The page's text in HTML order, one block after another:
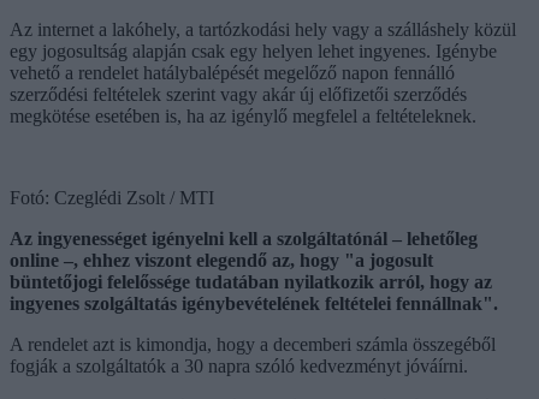
Az internet a lakóhely, a tartózkodási hely vagy a szálláshely közül
egy jogosultság alapján csak egy helyen lehet ingyenes. Igénybe
vehető a rendelet hatálybalépését megelőző napon fennálló
szerződési feltételek szerint vagy akár új előfizetői szerződés
megkötése esetében is, ha az igénylő megfelel a feltételeknek.
Fotó: Czeglédi Zsolt / MTI
Az ingyenességet igényelni kell a szolgáltatónál – lehetőleg
online –, ehhez viszont elegendő az, hogy "a jogosult
büntetőjogi felelőssége tudatában nyilatkozik arról, hogy az
ingyenes szolgáltatás igénybevételének feltételei fennállnak".
A rendelet azt is kimondja, hogy a decemberi számla összegéből
fogják a szolgáltatók a 30 napra szóló kedvezményt jóváírni.